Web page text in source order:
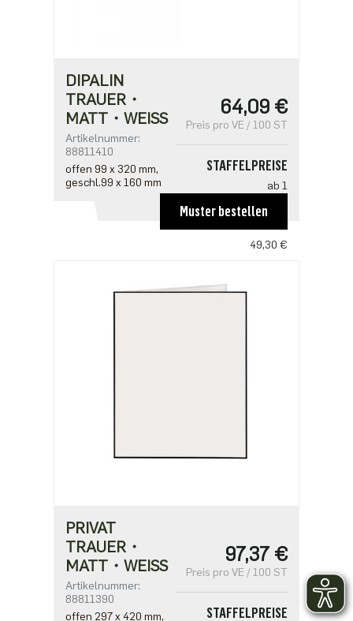
DIPALIN
TRAUER・
MATT・WEISS
Artikelnummer:
88811410
offen 99 x 320 mm,
geschl.99 x 160 mm
64,09 €
Preis pro VE / 100 ST
STAFFELPREISE
ab 1
64,09 €
49,30 €
Muster bestellen
PRIVAT
TRAUER・
MATT・WEISS
Artikelnummer:
88811390
offen 297 x 420 mm,
97,37 €
Preis pro VE / 100 ST
STAFFELPREISE